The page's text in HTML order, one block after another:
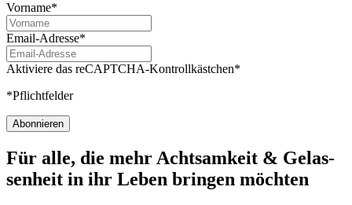
Vorname*
Email-Adresse*
Aktiviere das reCAPTCHA-Kontrollkästchen*
*Pflichtfelder
Abonnieren
Für alle, die mehr Acht­sam­keit & Gelas­
sen­heit in ihr Leben brin­gen möch­ten